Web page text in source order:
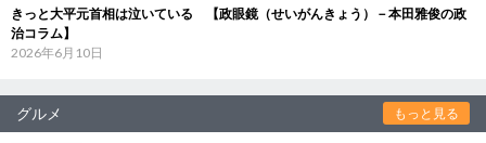
きっと大平元首相は泣いている 【政眼鏡（せいがんきょう）－本田雅俊の政
治コラム】
2026年6月10日
グルメ もっと見る